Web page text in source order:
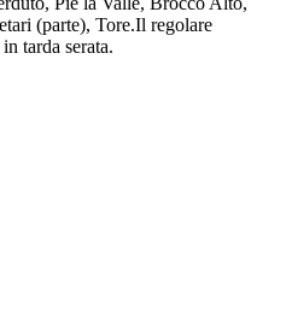
(parte), Tore.Il regolare
tarda serata.